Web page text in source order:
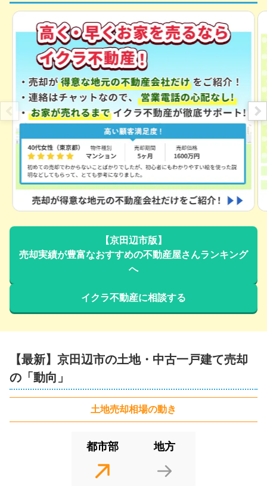
3,600万円 2026年3月
京都府京田辺市花住坂三丁目
階数:2階 築年数:37年
建物面積:123㎡ 土地面積:181㎡
3,900万円 2026年3月
京都府京田辺市田辺蕪木
階数:2階 築年数:22年
建物面積:141㎡ 土地面積:132㎡
3,500万円 2026年2月
階数:2階 築年数:32年
2,600万円
京都府京田辺市薪堀切谷
土地面積:
万円
【京田辺市版】
売却実績が豊富なおすすめの不動産屋さんランキング
へ
イクラ不動産に相談する
【最新】 京田辺市の土地・中古一戸建て売却
の「動向」
土地売却相場の動き
都市部 地方